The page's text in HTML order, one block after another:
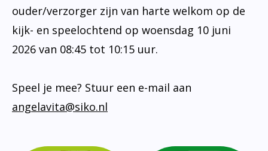
ouder/verzorger zijn van harte welkom op de
kijk- en speelochtend op woensdag 10 juni
2026 van 08:45 tot 10:15 uur.
Speel je mee? Stuur een e-mail aan
angelavita@siko.nl